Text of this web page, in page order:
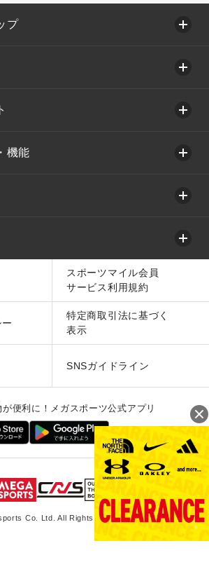
プ
機能
スポーツマイル会員
サービス利用規約
特定商取引法に基づく
表示
SNSガイドライン
が便利に！メガスポーツ公式アプリ
Co. Ltd. All Rights Reserved.